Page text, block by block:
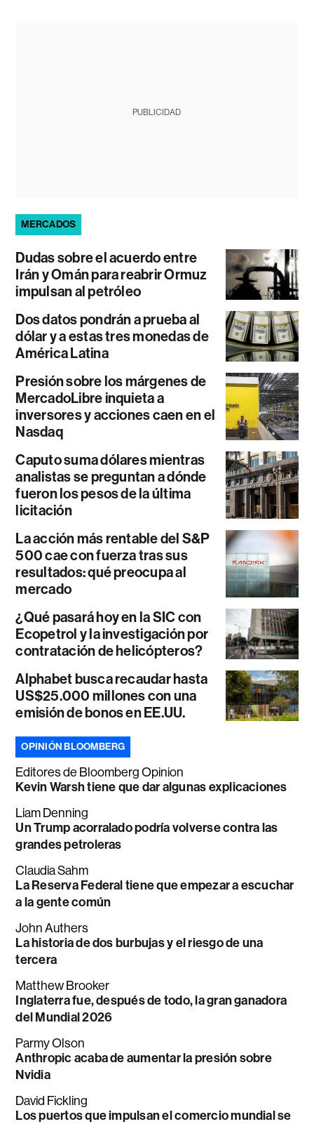
PUBLICIDAD
MERCADOS
Dudas sobre el acuerdo entre
Irán y Omán para reabrir Ormuz
impulsan al petróleo
Dos datos pondrán a prueba al
dólar y a estas tres monedas de
América Latina
Presión sobre los márgenes de
MercadoLibre inquieta a
inversores y acciones caen en el
Nasdaq
Caputo suma dólares mientras
analistas se preguntan a dónde
fueron los pesos de la última
licitación
La acción más rentable del S&P
500 cae con fuerza tras sus
resultados: qué preocupa al
mercado
¿Qué pasará hoy en la SIC con
Ecopetrol y la investigación por
contratación de helicópteros?
Alphabet busca recaudar hasta
US$25.000 millones con una
emisión de bonos en EE.UU.
OPINIÓN BLOOMBERG
Editores de Bloomberg Opinion
Kevin Warsh tiene que dar algunas explicaciones
Liam Denning
Un Trump acorralado podría volverse contra las
grandes petroleras
Claudia Sahm
La Reserva Federal tiene que empezar a escuchar
a la gente común
John Authers
La historia de dos burbujas y el riesgo de una
tercera
Matthew Brooker
Inglaterra fue, después de todo, la gran ganadora
del Mundial 2026
Parmy Olson
Anthropic acaba de aumentar la presión sobre
Nvidia
David Fickling
Los puertos que impulsan el comercio mundial se